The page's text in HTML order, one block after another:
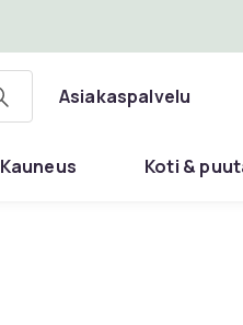
Asiakaspalvelu
Kauneus Koti &